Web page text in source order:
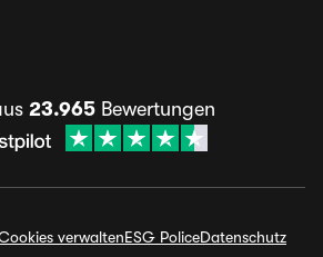
23.965 Bewertungen
verwaltenESG PoliceDatenschutz